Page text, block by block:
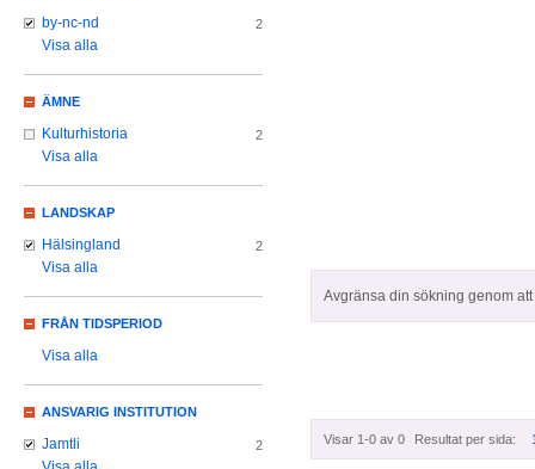
Avgränsa din sökning genom
Visar 1-0 av 0 Resultat per sida:
by-nc-nd 2
Visa alla
ÄMNE
Kulturhistoria 2
Visa alla
LANDSKAP
Hälsingland 2
Visa alla
FRÅN TIDSPERIOD
Visa alla
ANSVARIG INSTITUTION
Jamtli 2